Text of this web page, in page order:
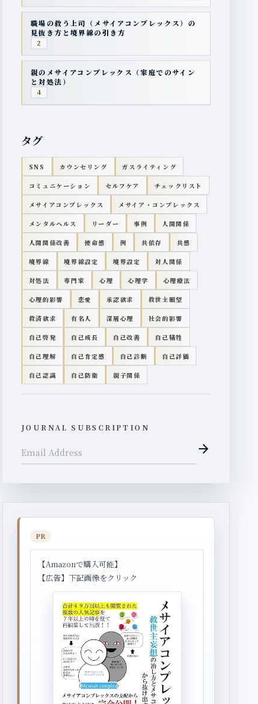
職場の救う上司（メサイアコンプレックス）の
見抜き方と境界線の引き方
2
親のメサイアコンプレックス（家庭でのサイン
と対処法）
4
タグ
SNS カウンセリング ガスライティング
コミュニケーション セルフケア チェックリスト
メサイアコンプレックス メサイア・コンプレックス
メンタルヘルス リーダー 事例 人間関係
人間関係改善 使命感 例 共依存 共感
境界線 境界線設定 境界設定 対人関係
対処法 専門家 心理 心理学 心理療法
心理的影響 恋愛 承認欲求 救世主願望
救済欲求 有名人 深層心理 社会的影響
自己啓発 自己成長 自己改善 自己犠牲
自己理解 自己肯定感 自己診断 自己評価
自己認識 自己防衛 親子関係
JOURNAL SUBSCRIPTION
arrow_forward
PR
【Amazonで購入可能】
【広告】下記画像をクリック